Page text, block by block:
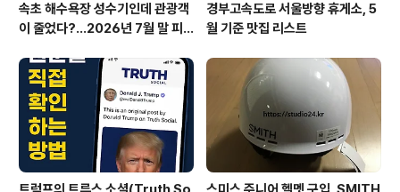
속초 해수욕장 성수기인데 관광객
이 줄었다?…2026년 7월 말 피
경부고속도로 서울방향 휴게소, 5
월 기준 맛집 리스트